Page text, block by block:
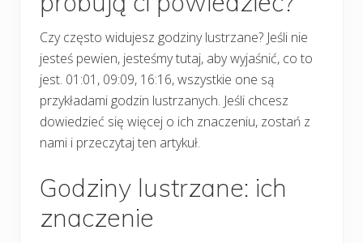
Czy często widujesz godziny lustrzane? Jeśli nie
jesteś pewien, jesteśmy tutaj, aby wyjaśnić, co to
jest. 01:01, 09:09, 16:16, wszystkie one są
przykładami godzin lustrzanych. Jeśli chcesz
dowiedzieć się więcej o ich znaczeniu, zostań z
nami i przeczytaj ten artykuł.
Godziny lustrzane: ich
znaczenie